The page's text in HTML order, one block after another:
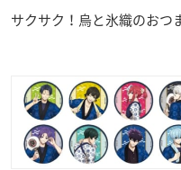
サクサク！烏と氷織のおつ